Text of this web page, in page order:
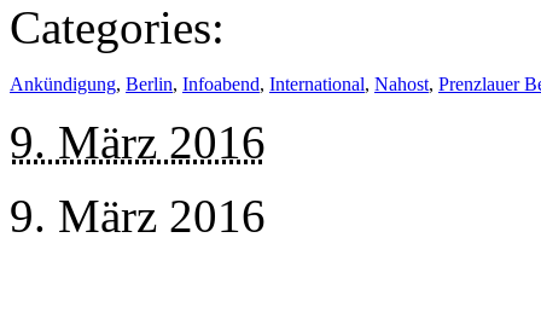
Categories:
Ankündigung, Berlin, Infoabend, International, Nahost, Prenzlauer
9. März 2016
9. März 2016